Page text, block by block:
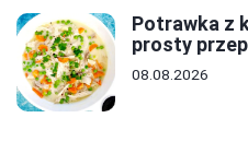
Potrawka z
prosty
08.08.2026